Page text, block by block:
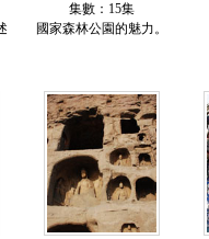
集數：15集
國家森林公園的魅力。